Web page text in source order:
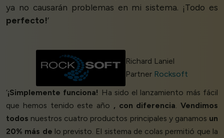
ya no causarán problemas en mi sistema. ¡Todo es
perfecto!’
Richard Laniel
Partner Rocksoft
‘¡Simplemente funciona! Ha sido el lanzamiento más fácil
que hemos tenido este año , con diferencia. Vendimos
todos nuestros cuatro productos principales y ganamos un
20% más de lo previsto. El sistema de colas permitió que la